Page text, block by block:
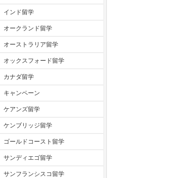
インド留学
オークランド留学
オーストラリア留学
オックスフォード留学
カナダ留学
キャンペーン
ケアンズ留学
ケンブリッジ留学
ゴールドコースト留学
サンディエゴ留学
サンフランシスコ留学